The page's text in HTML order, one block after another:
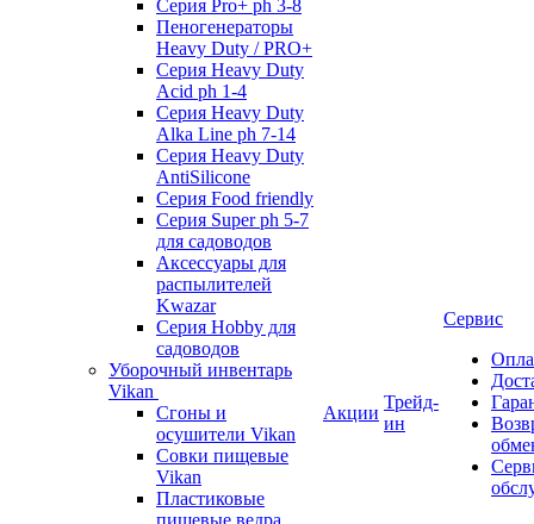
Серия Pro+ ph 3-8
Пеногенераторы
Heavy Duty / PRO+
Серия Heavy Duty
Acid ph 1-4
Серия Heavy Duty
Alka Line ph 7-14
Серия Heavy Duty
AntiSilicone
Серия Food friendly
Серия Super ph 5-7
для садоводов
Аксессуары для
распылителей
Kwazar
Серия Hobby для
садоводов
Уборочный инвентарь
Vikan
Сгоны и
осушители Vikan
Совки пищевые
Vikan
Пластиковые
пищевые ведра
Акции
Трейд-
ин
Сервис